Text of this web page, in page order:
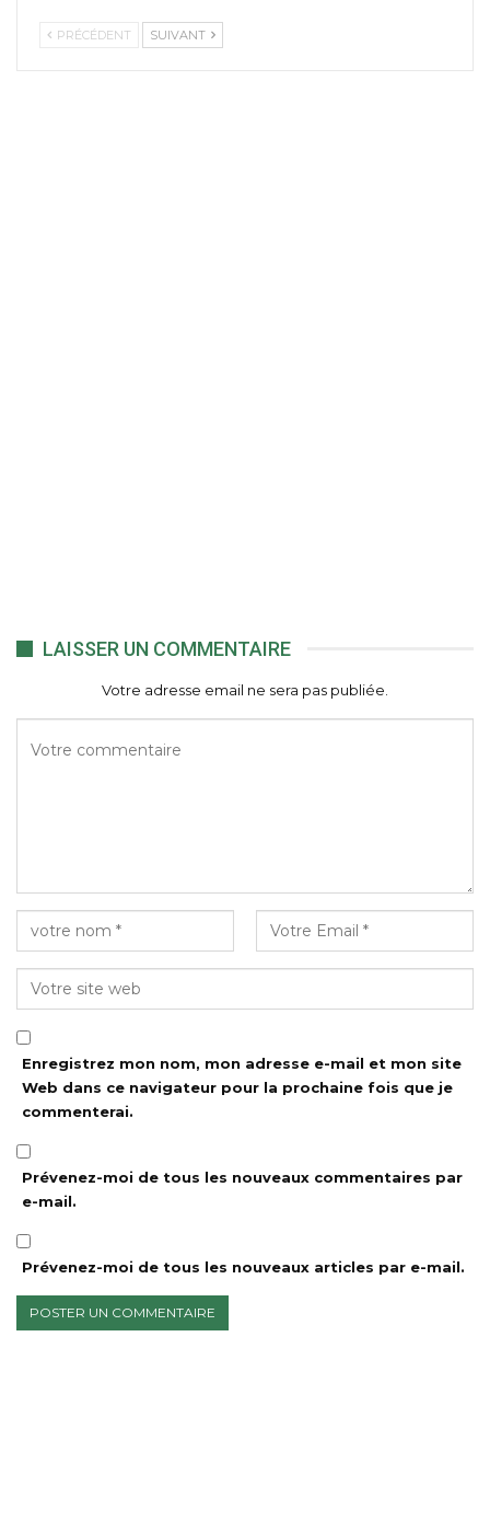
PRÉCÉDENT SUIVANT
LAISSER UN COMMENTAIRE
Votre adresse email ne sera pas publiée.
Enregistrez mon nom, mon adresse e-mail et mon site
Web dans ce navigateur pour la prochaine fois que je
commenterai.
Prévenez-moi de tous les nouveaux commentaires par
e-mail.
Prévenez-moi de tous les nouveaux articles par e-mail.